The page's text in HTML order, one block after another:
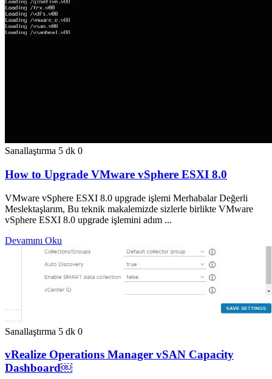
Sanallaştırma 5 dk 0
How to Upgrade VMware vSphere ESXI 8.0
VMware vSphere ESXI 8.0 upgrade işlemi Merhabalar Değerli
Meslektaşlarım, Bu teknik makalemizde sizlerle birlikte VMware
vSphere ESXI 8.0 upgrade işlemini adım ...
Devamını Oku
Sanallaştırma 5 dk 0
vRealize Operations Manager vSAN Capacity
Dashboard￼